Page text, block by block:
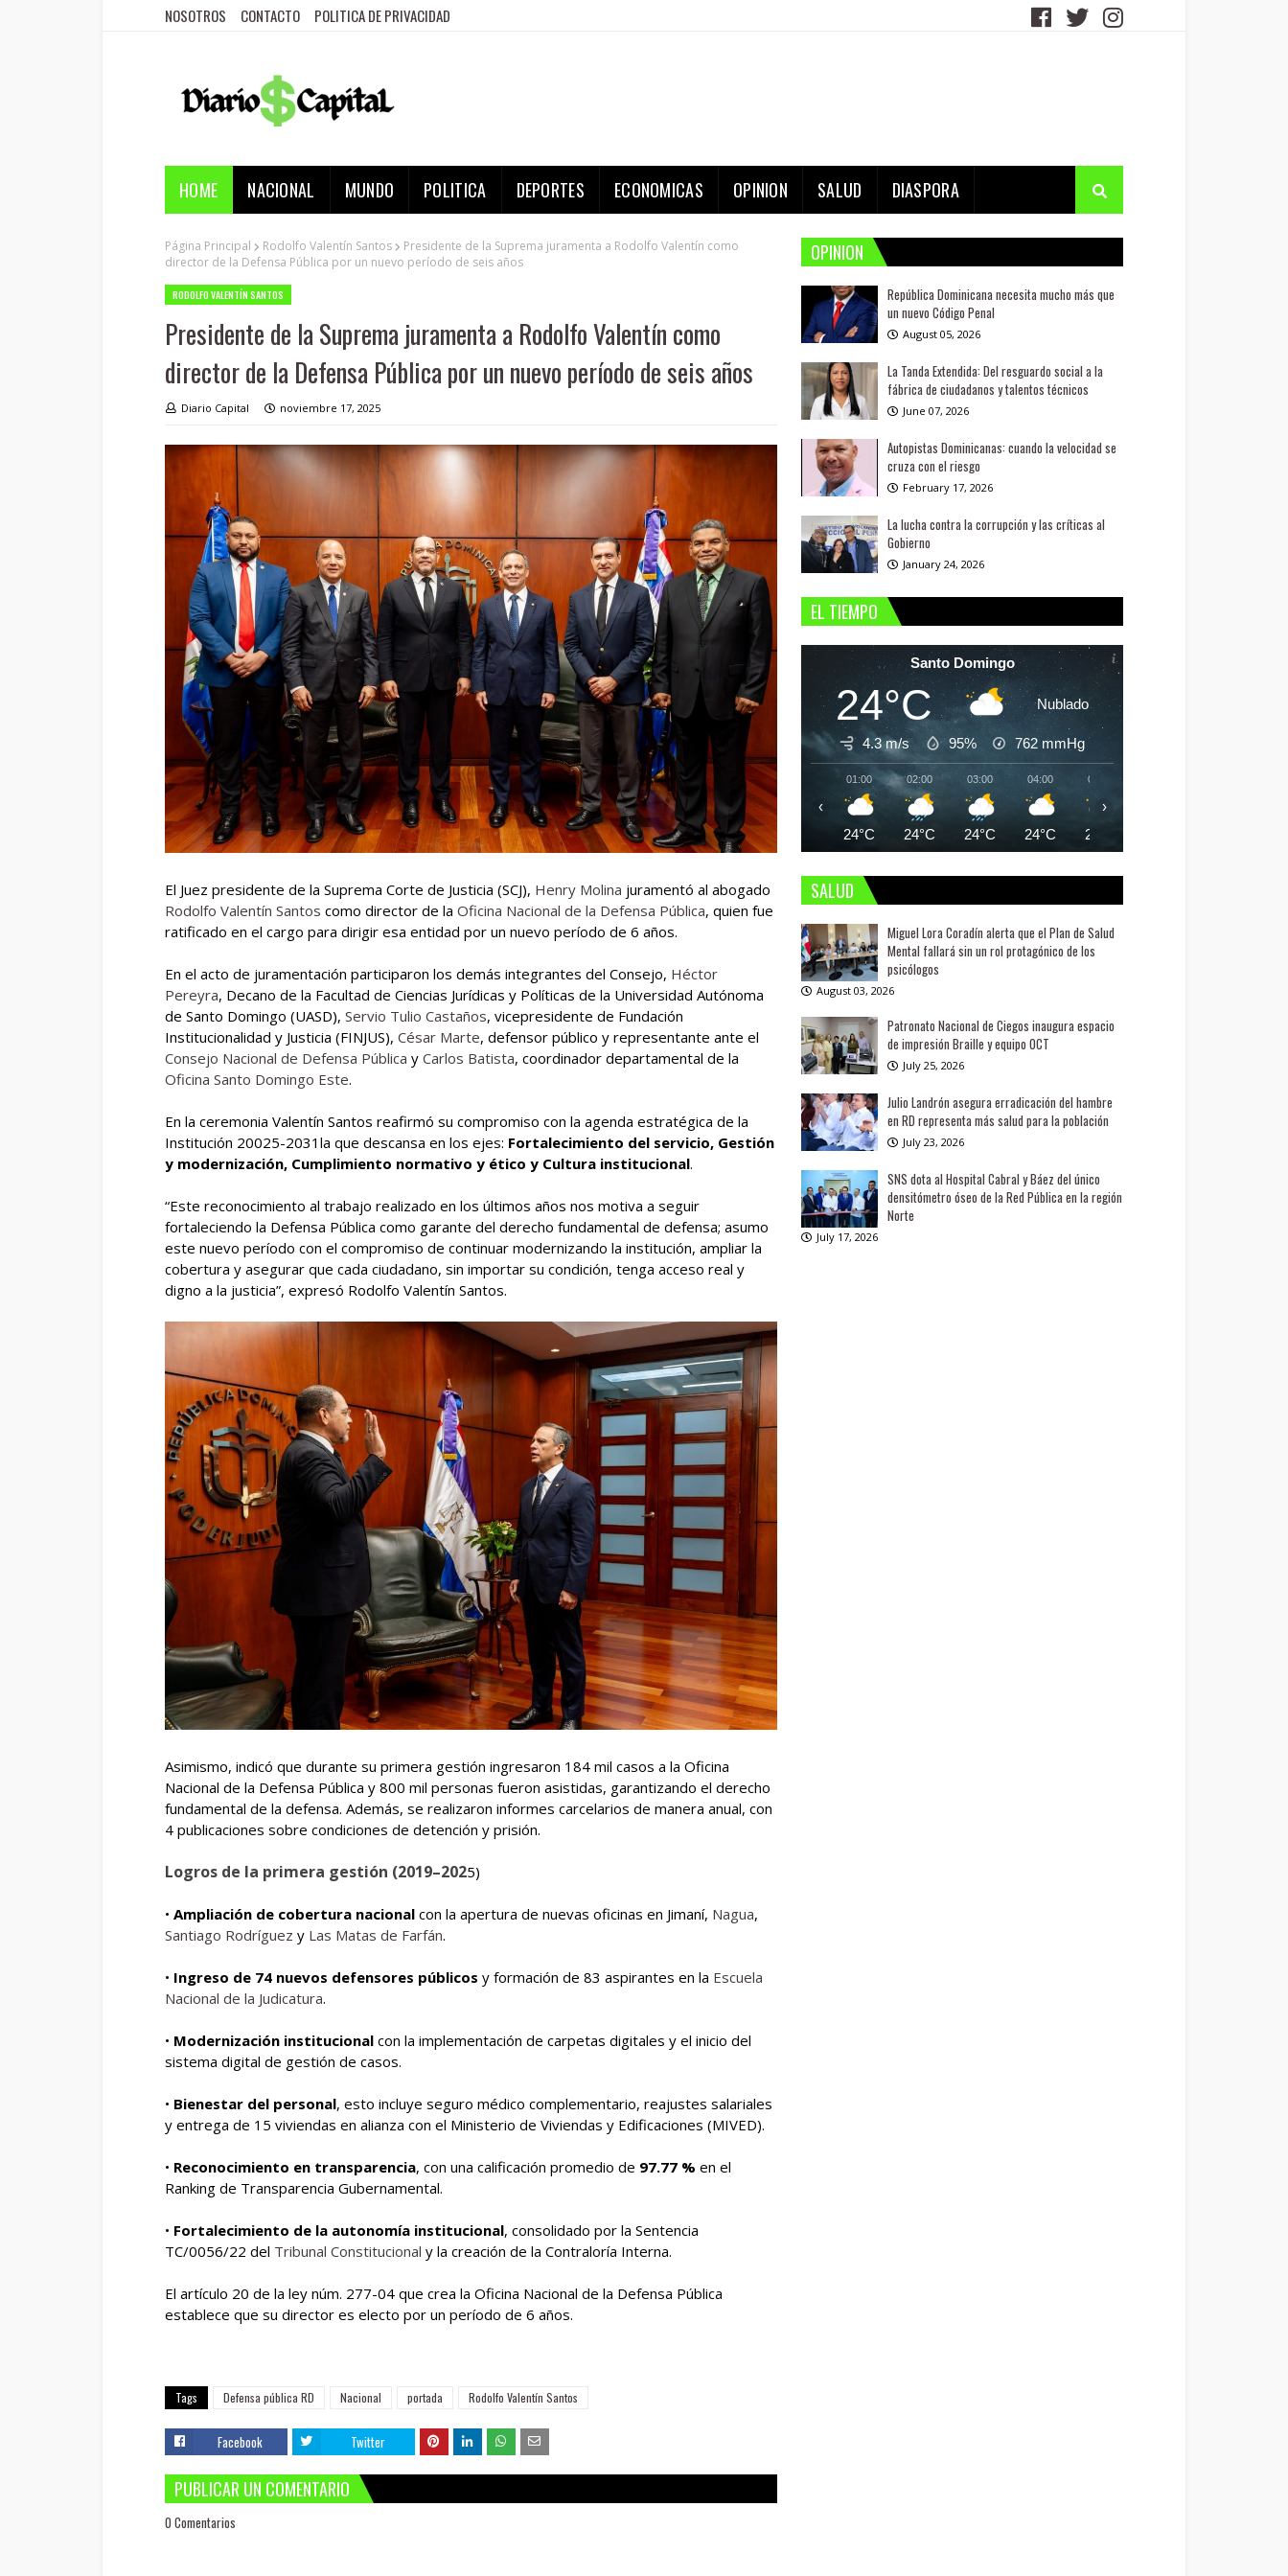
NOSOTROS CONTACTO POLITICA DE PRIVACIDAD
HOME NACIONAL MUNDO POLITICA DEPORTES ECONOMICAS OPINION SALUD DIASPORA
Página Principal Rodolfo Valentín Santos
Presidente de la Suprema juramenta a Rodolfo Valentín como
director de la Defensa Pública por un nuevo período de seis años
RODOLFO VALENTÍN SANTOS
Presidente de la Suprema juramenta a Rodolfo Valentín como
director de la Defensa Pública por un nuevo período de seis años
Diario Capital noviembre 17, 2025
El Juez presidente de la Suprema Corte de Justicia (SCJ), Henry Molina juramentó al abogado
Rodolfo Valentín Santos como director de la Oficina Nacional de la Defensa Pública, quien fue
ratificado en el cargo para dirigir esa entidad por un nuevo período de 6 años.
En el acto de juramentación participaron los demás integrantes del Consejo, Héctor
Pereyra, Decano de la Facultad de Ciencias Jurídicas y Políticas de la Universidad Autónoma
de Santo Domingo (UASD), Servio Tulio Castaños, vicepresidente de Fundación
Institucionalidad y Justicia (FINJUS), César Marte, defensor público y representante ante el
Consejo Nacional de Defensa Pública y Carlos Batista, coordinador departamental de la
Oficina Santo Domingo Este.
En la ceremonia Valentín Santos reafirmó su compromiso con la agenda estratégica de la
Institución 20025-2031la que descansa en los ejes: Fortalecimiento del servicio, Gestión
y modernización, Cumplimiento normativo y ético y Cultura institucional.
“Este reconocimiento al trabajo realizado en los últimos años nos motiva a seguir
fortaleciendo la Defensa Pública como garante del derecho fundamental de defensa; asumo
este nuevo período con el compromiso de continuar modernizando la institución, ampliar la
cobertura y asegurar que cada ciudadano, sin importar su condición, tenga acceso real y
digno a la justicia”, expresó Rodolfo Valentín Santos.
Asimismo, indicó que durante su primera gestión ingresaron 184 mil casos a la Oficina
Nacional de la Defensa Pública y 800 mil personas fueron asistidas, garantizando el derecho
fundamental de la defensa. Además, se realizaron informes carcelarios de manera anual, con
4 publicaciones sobre condiciones de detención y prisión.
Logros de la primera gestión (2019–2025)
• Ampliación de cobertura nacional con la apertura de nuevas oficinas en Jimaní, Nagua,
Santiago Rodríguez y Las Matas de Farfán.
• Ingreso de 74 nuevos defensores públicos y formación de 83 aspirantes en la Escuela
Nacional de la Judicatura.
• Modernización institucional con la implementación de carpetas digitales y el inicio del
sistema digital de gestión de casos.
• Bienestar del personal, esto incluye seguro médico complementario, reajustes salariales
y entrega de 15 viviendas en alianza con el Ministerio de Viviendas y Edificaciones (MIVED).
• Reconocimiento en transparencia, con una calificación promedio de 97.77 % en el
Ranking de Transparencia Gubernamental.
• Fortalecimiento de la autonomía institucional, consolidado por la Sentencia
TC/0056/22 del Tribunal Constitucional y la creación de la Contraloría Interna.
El artículo 20 de la ley núm. 277-04 que crea la Oficina Nacional de la Defensa Pública
establece que su director es electo por un período de 6 años.
Tags Defensa pública RD Nacional portada Rodolfo Valentín Santos
Facebook Twitter
PUBLICAR UN COMENTARIO
0 Comentarios
OPINION
República Dominicana necesita mucho más que
un nuevo Código Penal
August 05, 2026
La Tanda Extendida: Del resguardo social a la
fábrica de ciudadanos y talentos técnicos
June 07, 2026
Autopistas Dominicanas: cuando la velocidad se
cruza con el riesgo
February 17, 2026
La lucha contra la corrupción y las críticas al
Gobierno
January 24, 2026
EL TIEMPO
Santo Domingo
24°C Nublado
4.3 m/s 95% 762 mmHg
01:00
24°C
02:00
24°C
03:00
24°C
04:00
24°C
05:00
24°C
‹ ›
SALUD
Miguel Lora Coradín alerta que el Plan de Salud
Mental fallará sin un rol protagónico de los
psicólogos
August 03, 2026
Patronato Nacional de Ciegos inaugura espacio
de impresión Braille y equipo OCT
July 25, 2026
Julio Landrón asegura erradicación del hambre
en RD representa más salud para la población
July 23, 2026
SNS dota al Hospital Cabral y Báez del único
densitómetro óseo de la Red Pública en la región
Norte
July 17, 2026